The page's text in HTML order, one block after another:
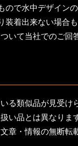
で水中デザイン
着出来ない場合
いて当社でのご回
る類似品が見受
い品とは異なりま
章・情報の無断転